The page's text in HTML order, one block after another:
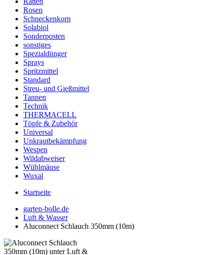
Rosen
Schneckenkorn
Solabiol
Sonderposten
sonstiges
Spezialdünger
Sprays
Spritzmittel
Standard
Streu- und Gießmittel
Tannen
Technik
THERMACELL
Töpfe & Zubehör
Universal
Unkrautbekämpfung
Wespen
Wildabweiser
Wühlmäuse
Wuxal
Startseite
garten-bolle.de
Luft & Wasser
Aluconnect Schlauch 350mm (10m)